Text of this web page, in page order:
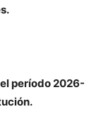
período 2026-